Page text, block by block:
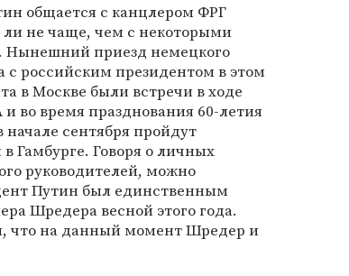
общается с канцлером ФРГ
не чаще, чем с некоторыми
приезд немецкого
с российским президентом в этом
в Москве были встречи в ходе
во время празднования 60-летия
сентября пройдут
Гамбурге. Говоря о личных
руководителей, можно
Путин был единственным
Шредера весной этого года.
что на данный момент Шредер и